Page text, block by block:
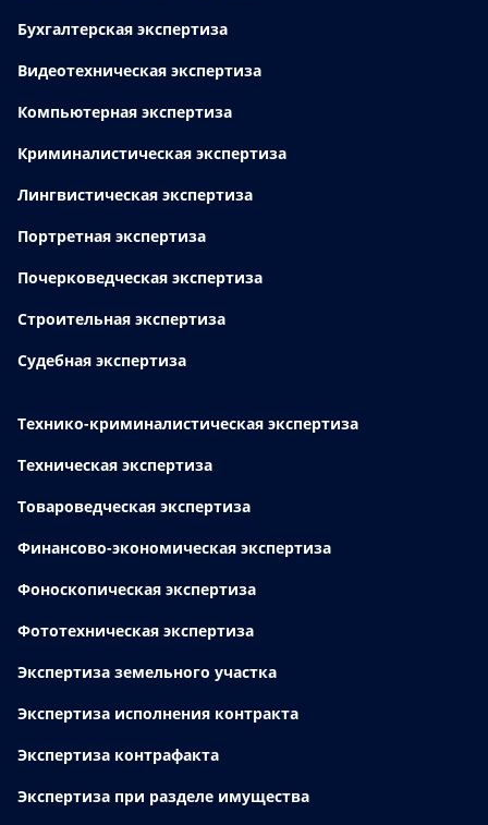
Бухгалтерская экспертиза
Видеотехническая экспертиза
Компьютерная экспертиза
Криминалистическая экспертиза
Лингвистическая экспертиза
Портретная экспертиза
Почерковедческая экспертиза
Строительная экспертиза
Судебная экспертиза
Технико-криминалистическая экспертиза
Техническая экспертиза
Товароведческая экспертиза
Финансово-экономическая экспертиза
Фоноскопическая экспертиза
Фототехническая экспертиза
Экспертиза земельного участка
Экспертиза исполнения контракта
Экспертиза контрафакта
Экспертиза при разделе имущества